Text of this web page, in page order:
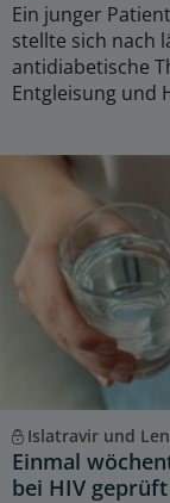
Ein junger
stellte sich nach
antidiabetische
Entgleisung und
Islatravir und
Einmal
bei HIV geprüft